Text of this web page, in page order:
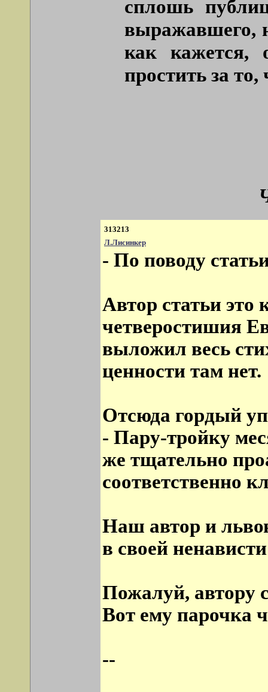
сплошь
выражавшего,
как кажется,
простить за
313213
Л.Лисинкер
- По поводу
Автор статьи
четверостишия
выложил весь
ценности там нет.
Отсюда гордый
- Пару-тройку
же тщательно
соответственно
Наш автор и
в своей
Пожалуй, автору
Вот ему парочка
--